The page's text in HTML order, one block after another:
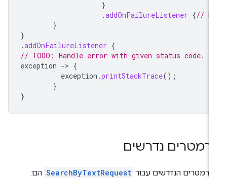
.addOnFailureListener
//
.addOnFailureListener
// TODO: Handle error with given status code.
exception -
exception.printStackTrace
נדרשים
הנדרשים עבור SearchByTextRequest הם: